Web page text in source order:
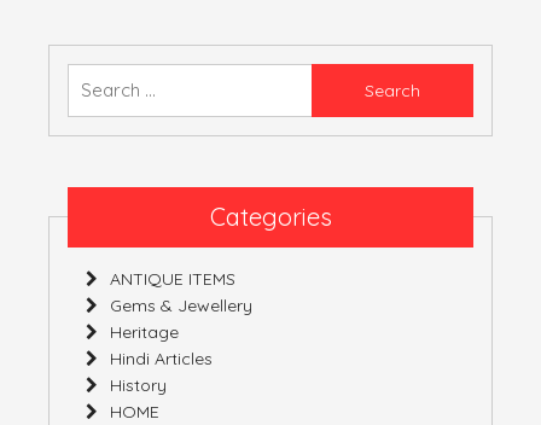
Categories
ANTIQUE ITEMS
Gems & Jewellery
Heritage
Hindi Articles
History
HOME